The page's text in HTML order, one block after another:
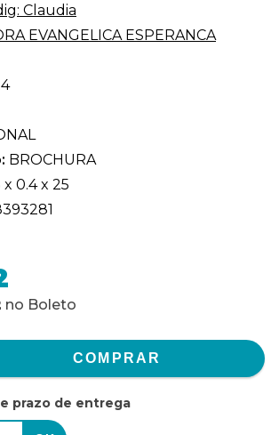
Claudia
EVANGELICA ESPERANCA
BROCHURA
x 0.4 x 25
no Boleto
prazo de entrega